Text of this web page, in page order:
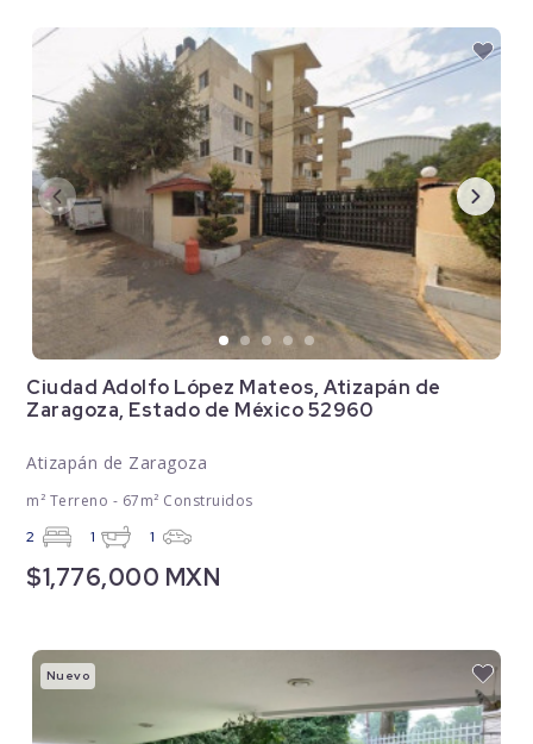
Ciudad Adolfo López Mateos, Atizapán de
Zaragoza, Estado de México 52960
Atizapán de Zaragoza
m² Terreno - 67m² Construidos
2 1 1
$1,776,000 MXN
Nuevo